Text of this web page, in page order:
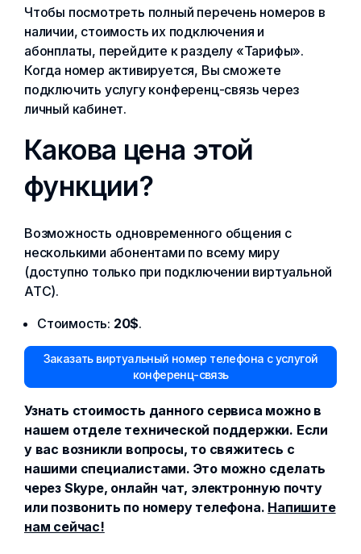
Чтобы посмотреть полный перечень номеров в
наличии, стоимость их подключения и
абонплаты, перейдите к разделу «Тарифы».
Когда номер активируется, Вы сможете
подключить услугу конференц-связь через
личный кабинет.
Какова цена этой
функции?
Возможность одновременного общения с
несколькими абонентами по всему миру
(доступно только при подключении виртуальной
АТС).
Стоимость: 20$.
Заказать виртуальный номер телефона с услугой
конференц-связь
Узнать стоимость данного сервиса можно в
нашем отделе технической поддержки. Если
у вас возникли вопросы, то свяжитесь с
нашими специалистами. Это можно сделать
через Skype, онлайн чат, электронную почту
или позвонить по номеру телефона. Напишите
нам сейчас!